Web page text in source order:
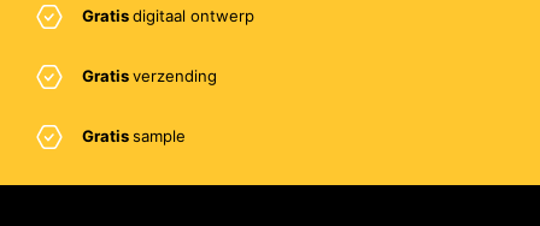
Gratisdigitaal ontwerp
Gratisverzending
Gratissample